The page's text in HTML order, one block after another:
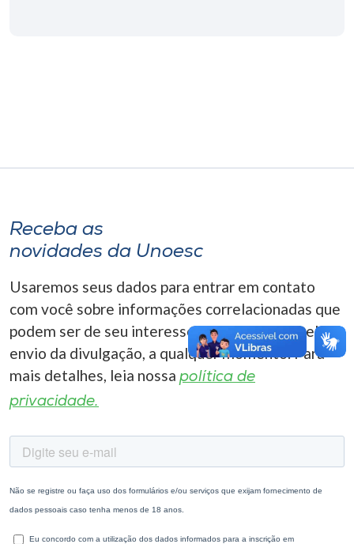
A+
A-
Receba as
novidades da Unoesc
Usaremos seus dados para entrar em contato
com você sobre informações correlacionadas que
podem ser de seu interesse. Você pode cancelar o
envio da divulgação, a qualquer momento. Para
mais detalhes, leia nossa política de
privacidade.